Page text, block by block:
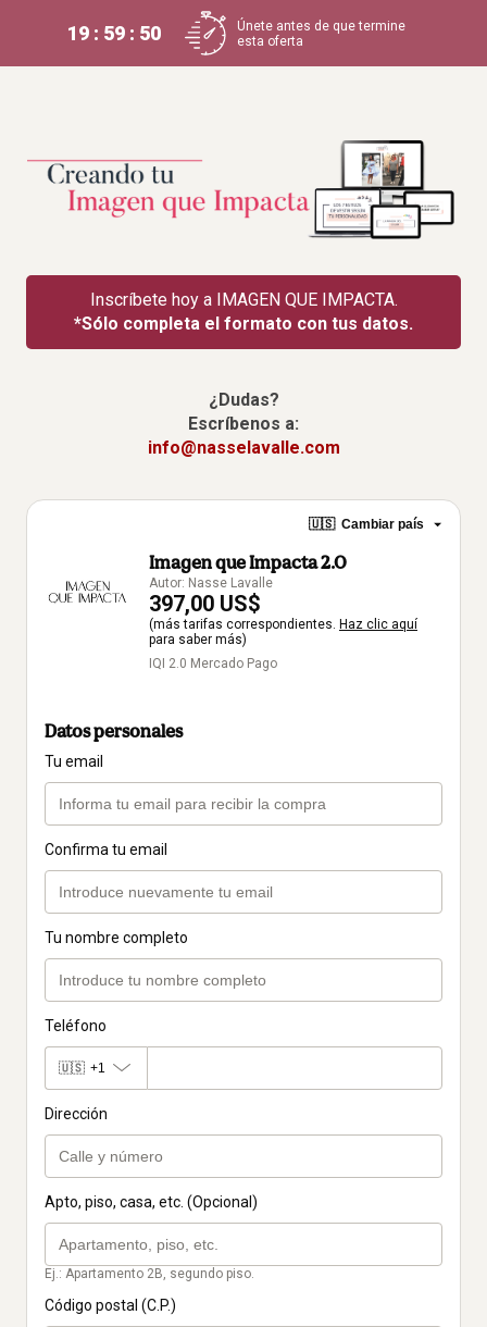
19 : 59 : 49
Únete antes de que termine
esta oferta
Inscríbete hoy a IMAGEN QUE IMPACTA.
*Sólo completa el formato con tus datos.
¿Dudas?
Escríbenos a:
info@nasselavalle.com
🇺🇸 Cambiar país
Imagen que Impacta 2.0
Autor: Nasse Lavalle
397,00 US$
(más tarifas correspondientes. Haz clic aquí
para saber más)
IQI 2.0 Mercado Pago
Datos personales
Tu email
Confirma tu email
Tu nombre completo
Teléfono
🇺🇸 +1
Dirección
Apto, piso, casa, etc. (Opcional)
Ej.: Apartamento 2B, segundo piso.
Código postal (C.P.)